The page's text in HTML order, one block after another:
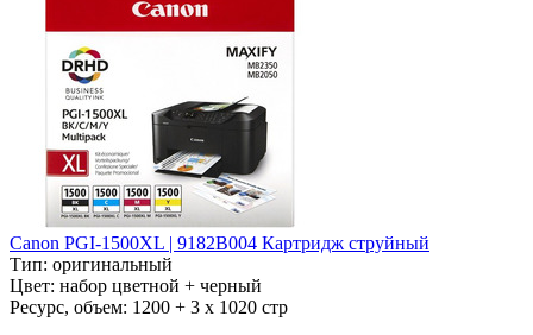
Canon PGI-1500XL | 9182B004 Картридж струйный
Тип: оригинальный
Цвет: набор цветной + черный
Ресурс, объем: 1200 + 3 x 1020 стр